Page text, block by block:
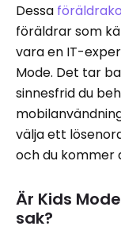
Dessa
föräldrar som
vara en IT-
Mode. Det tar
sinnesfrid du
välja ett
och du kommer
Är Kids
sak?